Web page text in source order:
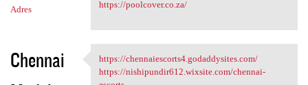
Adres
https://poolcover.co.za/
Chennai
https://chennaiescorts4
https://chennaiescorts4.godaddysites.com/
https://nishipundir612.wixsite.com/chennai-